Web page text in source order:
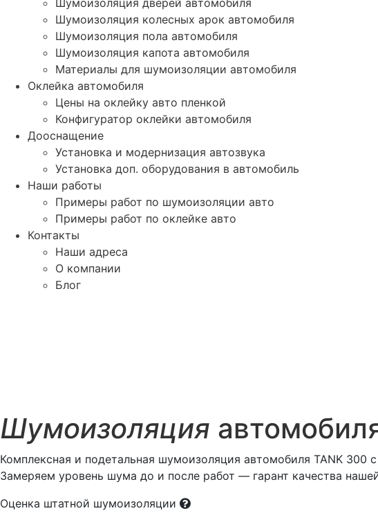
Шумоизоляция колесных арок автомобиля
Шумоизоляция пола автомобиля
Шумоизоляция капота автомобиля
Материалы для шумоизоляции автомобиля
Оклейка автомобиля
Цены на оклейку авто пленкой
Конфигуратор оклейки автомобиля
Дооснащение
Установка и модернизация автозвука
Установка доп. оборудования в автомобиль
Наши работы
Примеры работ по шумоизоляции авто
Примеры работ по оклейке авто
Контакты
Наши адреса
О компании
Блог
Шумоизоляция
Комплексная и подетальная шумоизоляция автомобиля TANK
Замеряем уровень шума до и после работ — гарант качества
Оценка штатной шумоизоляции